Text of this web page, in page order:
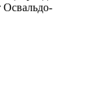
Освальдо-